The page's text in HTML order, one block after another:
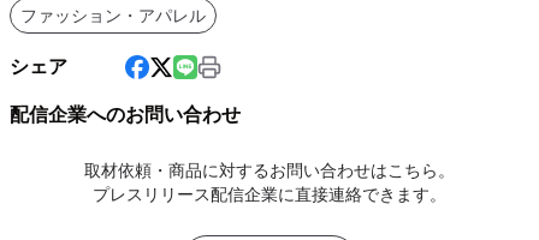
ファッション・アパレル
シェア
配信企業へのお問い合わせ
取材依頼・商品に対するお問い合わせはこちら。
プレスリリース配信企業に直接連絡できます。